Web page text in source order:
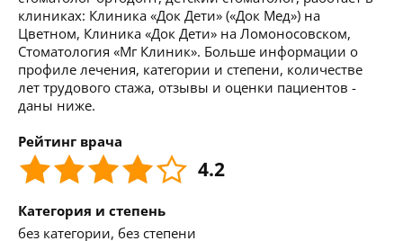
клиниках: Клиника «Док Дети» («Док Мед») на
Цветном, Клиника «Док Дети» на Ломоносовском,
Стоматология «Мг Клиник». Больше информации о
профиле лечения, категории и степени, количестве
лет трудового стажа, отзывы и оценки пациентов -
даны ниже.
Рейтинг врача
4.2
Категория и степень
без категории, без степени